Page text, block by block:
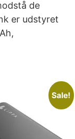
de
er udstyret
Sale!